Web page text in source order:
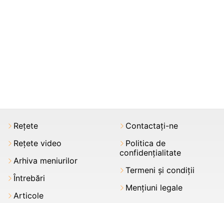
Rețete
Rețete video
Arhiva meniurilor
Întrebări
Articole
Contactați-ne
Politica de
confidențialitate
Termeni şi condiții
Mențiuni legale